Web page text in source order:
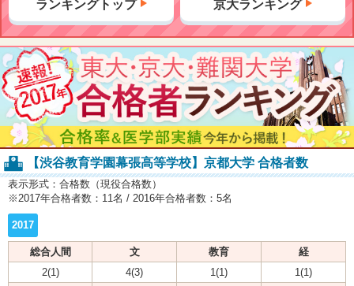
ランキングトップ 京大ランキング
【渋谷教育学園幕張高等学校】京都大学 合格者数
表示形式：合格数（現役合格数）
※2017年合格者数：11名 / 2016年合格者数：5名
2017
総合人間 文 教育
経
2(1)
4(3) 1(1)
1(1)